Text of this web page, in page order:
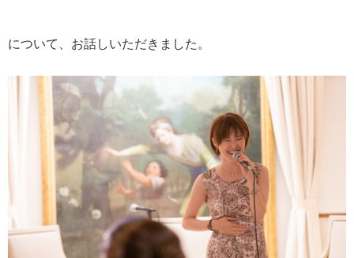
について、お話しいただきました。